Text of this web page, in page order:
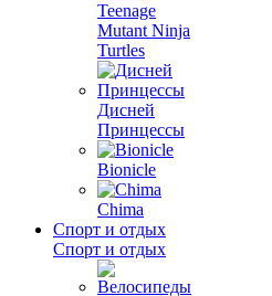
Teenage
Mutant Ninja
Turtles
Дисней
Принцессы
Bionicle
Chima
Спорт и отдых
Спорт и отдых